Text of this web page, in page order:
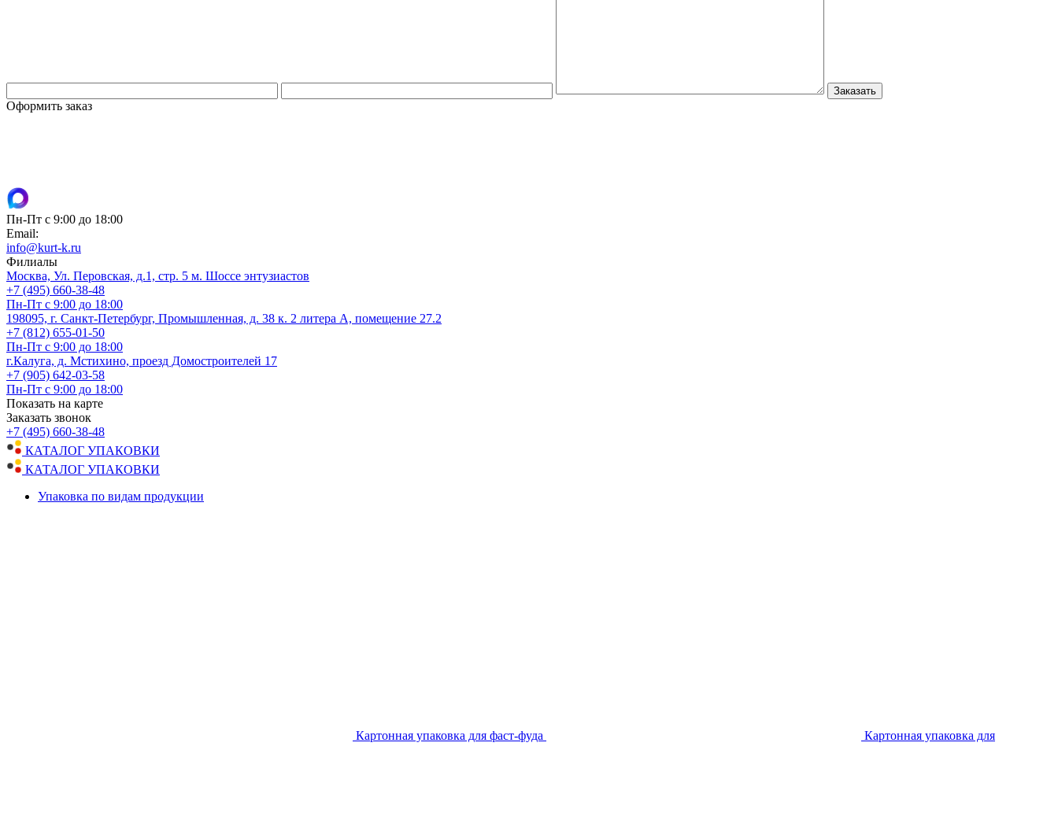
Оформить заказ
Пн-Пт с 9:00 до 18:00
Email:
info@kurt-k.ru
Филиалы
Москва, Ул. Перовская, д.1, стр. 5 м. Шоссе энтузиастов
+7 (495) 660-38-48
Пн-Пт с 9:00 до 18:00
198095, г. Санкт-Петербург, Промышленная, д. 38 к. 2 литера А, помещение 27.2
+7 (812) 655-01-50
Пн-Пт с 9:00 до 18:00
г.Калуга, д. Мстихино, проезд Домостроителей 17
+7 (905) 642-03-58
Пн-Пт с 9:00 до 18:00
Показать на карте
Заказать звонок
+7 (495) 660-38-48
КАТАЛОГ УПАКОВКИ
КАТАЛОГ УПАКОВКИ
Упаковка по видам продукции
Картонная упаковка для фаст-фуда Картонная упаковка для